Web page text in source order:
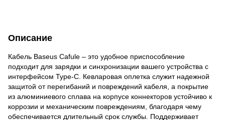
Описание
Кабель Baseus Cafule – это удобное приспособление
подходит для зарядки и синхронизации вашего устройства с
интерфейсом Type-C. Кевларовая оплетка служит надежной
защитой от перегибаний и повреждений кабеля, а покрытие
из алюминиевого сплава на корпусе коннекторов устойчиво к
коррозии и механическим повреждениям, благодаря чему
обеспечивается длительный срок службы. Поддерживает